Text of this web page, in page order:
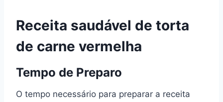
Receita saudável de torta
de carne vermelha
Tempo de Preparo
O tempo necessário para preparar a receita